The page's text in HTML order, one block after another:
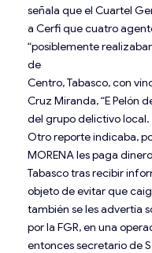
señala que el Cuartel
a Cerfi que cuatro
“posiblemente
de
Centro, Tabasco, con
Cruz Miranda, “E Pelón
del grupo delictivo local.
Otro reporte indicaba,
MORENA les paga
Tabasco tras recibir
objeto de evitar que
también se les advertía
por la FGR, en una
entonces secretario de